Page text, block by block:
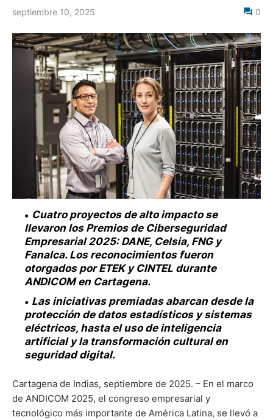
septiembre 10, 2025 0
Cuatro proyectos de alto impacto se
llevaron los Premios de Ciberseguridad
Empresarial 2025: DANE, Celsia, FNG y
Fanalca. Los reconocimientos fueron
otorgados por ETEK y CINTEL durante
ANDICOM en Cartagena.
Las iniciativas premiadas abarcan desde la
protección de datos estadísticos y sistemas
eléctricos, hasta el uso de inteligencia
artificial y la transformación cultural en
seguridad digital.
Cartagena de Indias, septiembre de 2025. – En el marco
de ANDICOM 2025, el congreso empresarial y
tecnológico más importante de América Latina, se llevó a